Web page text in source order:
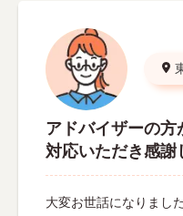
アドバイザーの
対応いただき感謝
大変お世話になりまし